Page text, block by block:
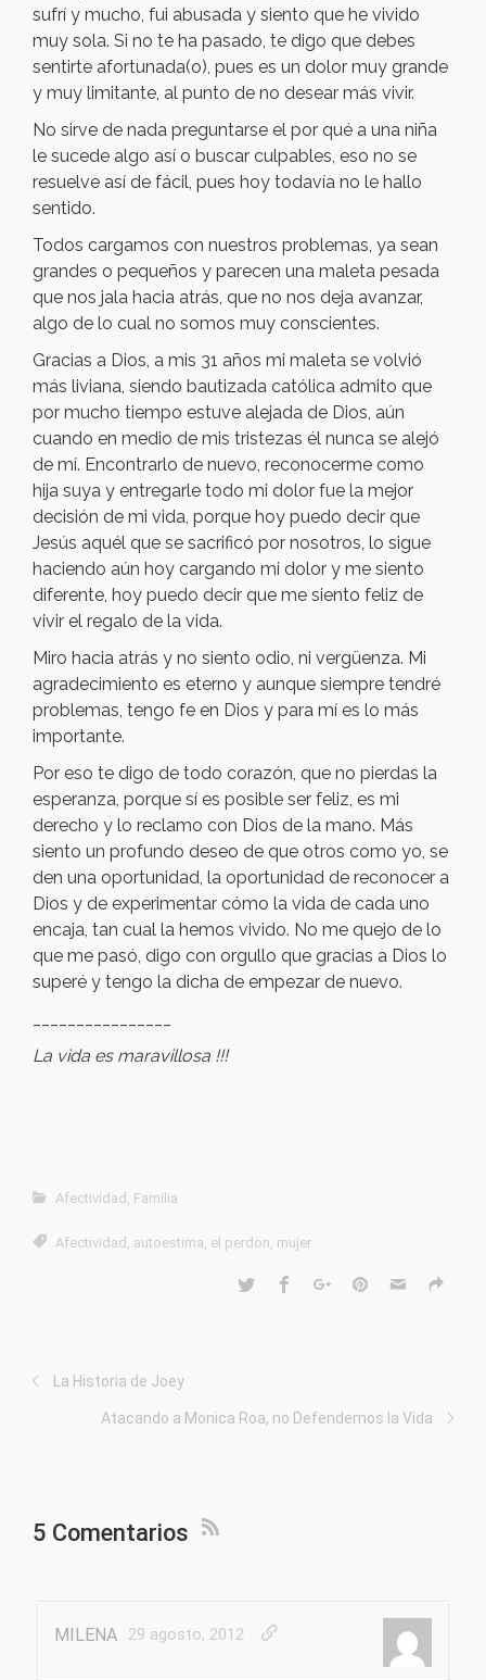
sufrí y mucho, fui abusada y siento que he vivido
muy sola. Si no te ha pasado, te digo que debes
sentirte afortunada(o), pues es un dolor muy grande
y muy limitante, al punto de no desear más vivir.
No sirve de nada preguntarse el por qué a una niña
le sucede algo así o buscar culpables, eso no se
resuelve así de fácil, pues hoy todavía no le hallo
sentido.
Todos cargamos con nuestros problemas, ya sean
grandes o pequeños y parecen una maleta pesada
que nos jala hacia atrás, que no nos deja avanzar,
algo de lo cual no somos muy conscientes.
Gracias a Dios, a mis 31 años mi maleta se volvió
más liviana, siendo bautizada católica admito que
por mucho tiempo estuve alejada de Dios, aún
cuando en medio de mis tristezas él nunca se alejó
de mí. Encontrarlo de nuevo, reconocerme como
hija suya y entregarle todo mi dolor fue la mejor
decisión de mi vida, porque hoy puedo decir que
Jesús aquél que se sacrificó por nosotros, lo sigue
haciendo aún hoy cargando mi dolor y me siento
diferente, hoy puedo decir que me siento feliz de
vivir el regalo de la vida.
Miro hacia atrás y no siento odio, ni vergüenza. Mi
agradecimiento es eterno y aunque siempre tendré
problemas, tengo fe en Dios y para mí es lo más
importante.
Por eso te digo de todo corazón, que no pierdas la
esperanza, porque sí es posible ser feliz, es mi
derecho y lo reclamo con Dios de la mano. Más
siento un profundo deseo de que otros como yo, se
den una oportunidad, la oportunidad de reconocer a
Dios y de experimentar cómo la vida de cada uno
encaja, tan cual la hemos vivido. No me quejo de lo
que me pasó, digo con orgullo que gracias a Dios lo
superé y tengo la dicha de empezar de nuevo.
La vida es maravillosa !!!
Afectividad , Familia
Afectividad , autoestima, el perdon, mujer
La Historia de Joey
Atacando a Monica Roa, no Defendemos la Vida
5 Comentarios
MILENA 29 agosto, 2012